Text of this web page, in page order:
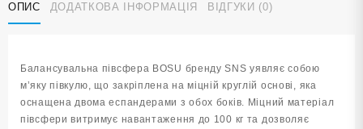
кульки
фуксія
кількість
ОПИС ДОДАТКОВА ІНФОРМАЦІЯ ВІДГУКИ (0)
Балансувальна півсфера BOSU бренду SNS уявляє собою
м’яку півкулю, що закріплена на міцній круглій основі, яка
оснащена двома еспандерами з обох боків. Міцний матеріал
півсфери витримує навантаження до 100 кг та дозволяє